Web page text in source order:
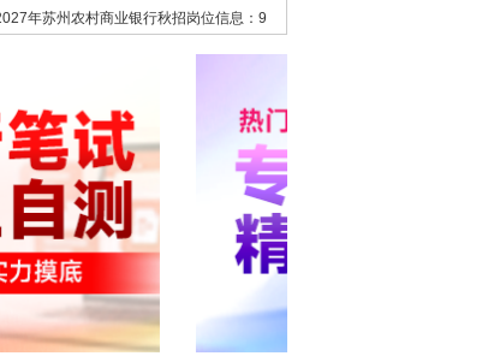
发布年苏州农村商业银行秋招岗位信息：9